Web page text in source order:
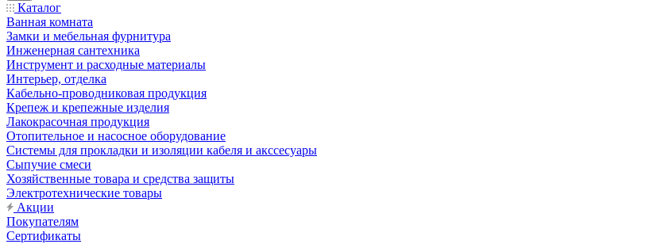
Каталог
Ванная комната
Замки и мебельная фурнитура
Инженерная сантехника
Инструмент и расходные материалы
Интерьер, отделка
Кабельно-проводниковая продукция
Крепеж и крепежные изделия
Лакокрасочная продукция
Отопительное и насосное оборудование
Системы для прокладки и изоляции кабеля и акссесуары
Сыпучие смеси
Хозяйственные товара и средства защиты
Электротехнические товары
Акции
Покупателям
Сертификаты